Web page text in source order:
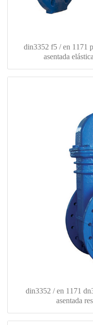
din3352 f5 / en 1171
asentada
din3352 / en 1171
asentada